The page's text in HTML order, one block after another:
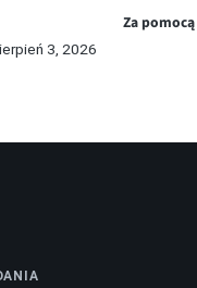
3, 2026
Za pomocą